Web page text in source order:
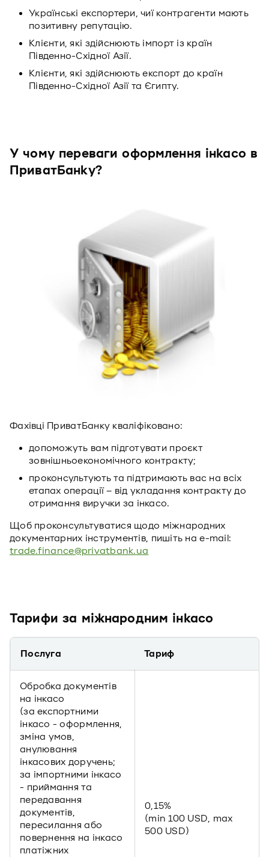
Українські експортери, чиї контрагенти мають
позитивну репутацію.
Клієнти, які здійснюють імпорт із країн
Південно-Східної Азії.
Клієнти, які здійснюють експорт до країн
Південно-Східної Азії та Єгипту.
У чому переваги оформлення інкасо в
ПриватБанку?
Фахівці ПриватБанку кваліфіковано:
допоможуть вам підготувати проєкт
зовнішньоекономічного контракту;
проконсультують та підтримають вас на всіх
етапах операції – від укладання контракту до
отримання виручки за інкасо.
Щоб проконсультуватися щодо міжнародних
документарних інструментів, пишіть на e-mail:
trade.finance@privatbank.ua
Тарифи за міжнародним інкасо
Послуга Тариф
Обробка документів
на інкасо
(за експортними
інкасо - оформлення,
зміна умов,
анулювання
інкасових доручень;
за імпортними інкасо
- приймання та
передавання
документів,
пересилання або
повернення на інкасо
платіжних
0,15%
(min 100 USD, max
500 USD)